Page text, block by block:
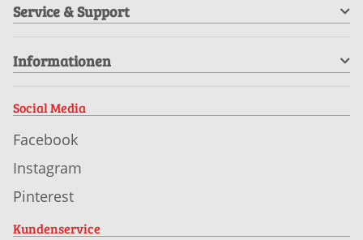
Service & Support
Informationen
Social Media
Facebook
Instagram
Pinterest
Kundenservice